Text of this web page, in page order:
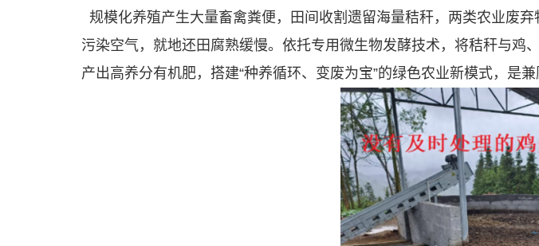
规模化养殖产生大量畜禽粪便，田间收割遗留海量秸秆，两类农业废
污染空气，就地还田腐熟缓慢。依托专用微生物发酵技术，将秸秆与
产出高养分有机肥，搭建“种养循环、变废为宝”的绿色农业新模式，是兼